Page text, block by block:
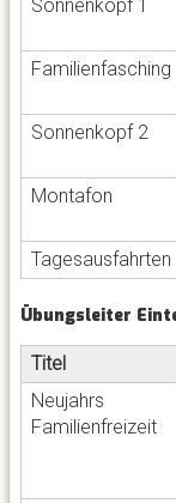
Sonnenkopf 1
Familienfasching
Sonnenkopf 2
Montafon
Tagesausfahrten
Übungsleiter
Titel
Neujahrs
Familienfreizeit